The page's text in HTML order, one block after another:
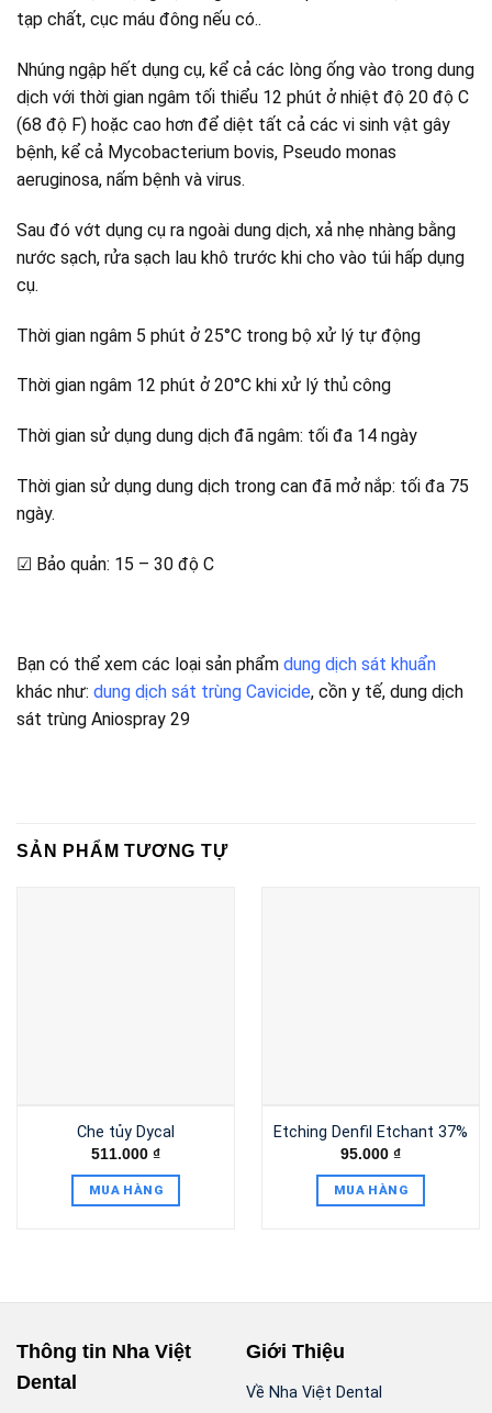
tạp chất, cục máu đông nếu có..
Nhúng ngập hết dụng cụ, kể cả các lòng ống vào trong dung
dịch với thời gian ngâm tối thiểu 12 phút ở nhiệt độ 20 độ C
(68 độ F) hoặc cao hơn để diệt tất cả các vi sinh vật gây
bệnh, kể cả Mycobacterium bovis, Pseudo monas
aeruginosa, nấm bệnh và virus.
Sau đó vớt dụng cụ ra ngoài dung dịch, xả nhẹ nhàng bằng
nước sạch, rửa sạch lau khô trước khi cho vào túi hấp dụng
cụ.
Thời gian ngâm 5 phút ở 25°C trong bộ xử lý tự động
Thời gian ngâm 12 phút ở 20°C khi xử lý thủ công
Thời gian sử dụng dung dịch đã ngâm: tối đa 14 ngày
Thời gian sử dụng dung dịch trong can đã mở nắp: tối đa 75
ngày.
☑ Bảo quản: 15 – 30 độ C
Bạn có thể xem các loại sản phẩm dung dịch sát khuẩn
khác như: dung dịch sát trùng Cavicide, cồn y tế, dung dịch
sát trùng Aniospray 29
SẢN PHẨM TƯƠNG TỰ
Che tủy Dycal
511.000 ₫
MUA HÀNG
Etching Denfil Etchant 37%
95.000 ₫
MUA HÀNG
Thông tin Nha Việt
Dental
Giới Thiệu
Về Nha Việt Dental